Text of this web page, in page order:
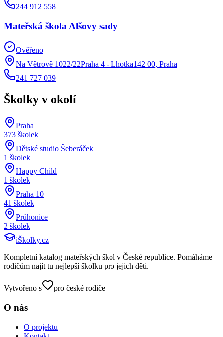
244 912 558
Mateřská škola Alšovy sady
Ověřeno
Na Větrově 1022/22Praha 4 - Lhotka142 00, Praha
241 727 039
Školky v okolí
Praha
373 školek
Dětské studio Šeberáček
1 školek
Happy Child
1 školek
Praha 10
41 školek
Průhonice
2 školek
iŠkolky.cz
Kompletní katalog mateřských škol v České republice. Pomáháme
rodičům najít tu nejlepší školku pro jejich děti.
Vytvořeno s pro české rodiče
O nás
O projektu